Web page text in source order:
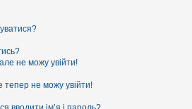
не можу увійти!
тепер не можу увійти!